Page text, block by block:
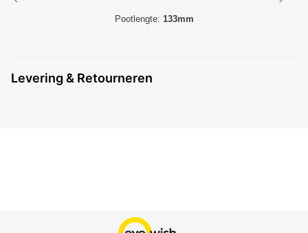
Pootlengte: 133mm
Levering & Retourneren